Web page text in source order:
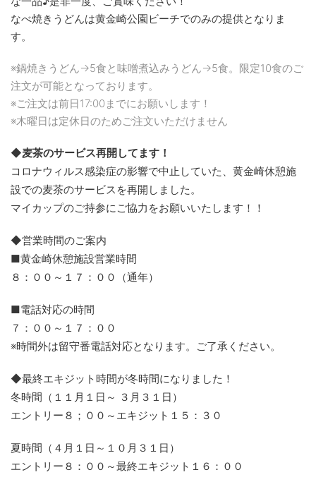
なべ焼きうどんは黄金崎公園ビーチでのみの提供となりま
す。
※鍋焼きうどん→5食と味噌煮込みうどん→5食。限定10食のご
注文が可能となっております。
※ご注文は前日17:00までにお願いします！
※木曜日は定休日のためご注文いただけません
◆麦茶のサービス再開してます！
コロナウィルス感染症の影響で中止していた、黄金崎休憩施
設での麦茶のサービスを再開しました。
マイカップのご持参にご協力をお願いいたします！！
◆営業時間のご案内
■黄金崎休憩施設営業時間
８：００～１７：００（通年）
■電話対応の時間
７：００～１７：００
※時間外は留守番電話対応となります。ご了承ください。
◆最終エキジット時間が冬時間になりました！
冬時間（１１月１日～ ３月３１日）
エントリー８；００～エキジット１５：３０
夏時間（４月１日～１０月３１日）
エントリー８：００～最終エキジット１６：００